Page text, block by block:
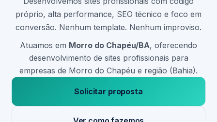
próprio, alta performance, SEO técnico e foco em
conversão. Nenhum template. Nenhum improviso.
Atuamos em Morro do Chapéu/BA, oferecendo
desenvolvimento de sites profissionais para
empresas de Morro do Chapéu e região (Bahia).
Solicitar proposta